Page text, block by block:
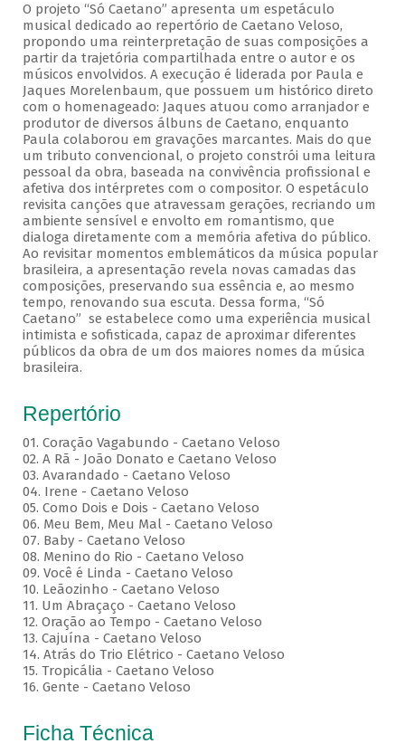
O projeto “Só Caetano” apresenta um espetáculo
musical dedicado ao repertório de Caetano Veloso,
propondo uma reinterpretação de suas composições a
partir da trajetória compartilhada entre o autor e os
músicos envolvidos. A execução é liderada por Paula e
Jaques Morelenbaum, que possuem um histórico direto
com o homenageado: Jaques atuou como arranjador e
produtor de diversos álbuns de Caetano, enquanto
Paula colaborou em gravações marcantes. Mais do que
um tributo convencional, o projeto constrói uma leitura
pessoal da obra, baseada na convivência profissional e
afetiva dos intérpretes com o compositor. O espetáculo
revisita canções que atravessam gerações, recriando um
ambiente sensível e envolto em romantismo, que
dialoga diretamente com a memória afetiva do público.
Ao revisitar momentos emblemáticos da música popular
brasileira, a apresentação revela novas camadas das
composições, preservando sua essência e, ao mesmo
tempo, renovando sua escuta. Dessa forma, “Só
Caetano” se estabelece como uma experiência musical
intimista e sofisticada, capaz de aproximar diferentes
públicos da obra de um dos maiores nomes da música
brasileira.
Repertório
01. Coração Vagabundo - Caetano Veloso
02. A Rã - João Donato e Caetano Veloso
03. Avarandado - Caetano Veloso
04. Irene - Caetano Veloso
05. Como Dois e Dois - Caetano Veloso
06. Meu Bem, Meu Mal - Caetano Veloso
07. Baby - Caetano Veloso
08. Menino do Rio - Caetano Veloso
09. Você é Linda - Caetano Veloso
10. Leãozinho - Caetano Veloso
11. Um Abraçaço - Caetano Veloso
12. Oração ao Tempo - Caetano Veloso
13. Cajuína - Caetano Veloso
14. Atrás do Trio Elétrico - Caetano Veloso
15. Tropicália - Caetano Veloso
16. Gente - Caetano Veloso
Ficha Técnica